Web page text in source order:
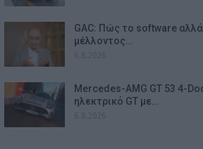
GAC: Πώς το software
μέλλοντος…
Mercedes-AMG GT 53 4-
ηλεκτρικό GT με…